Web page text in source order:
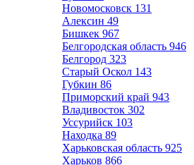
Новомосковск 131
Алексин 49
Бишкек 967
Белгородская область 946
Белгород 323
Старый Оскол 143
Губкин 86
Приморский край 943
Владивосток 302
Уссурийск 103
Находка 89
Харьковская область 925
Харьков 866